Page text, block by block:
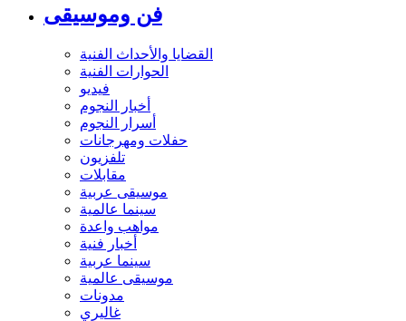
فن وموسيقى
القضايا والأحداث الفنية
الحوارات الفنية
فيديو
أخبار النجوم
أسرار النجوم
حفلات ومهرجانات
تلفزيون
مقابلات
موسيقى عربية
سينما عالمية
مواهب واعدة
أخبار فنية
سينما عربية
موسيقى عالمية
مدونات
غاليري